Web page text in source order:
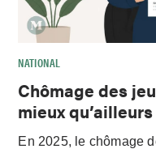
NATIONAL
Chômage des
mieux qu’ailleurs
En 2025, le chômage